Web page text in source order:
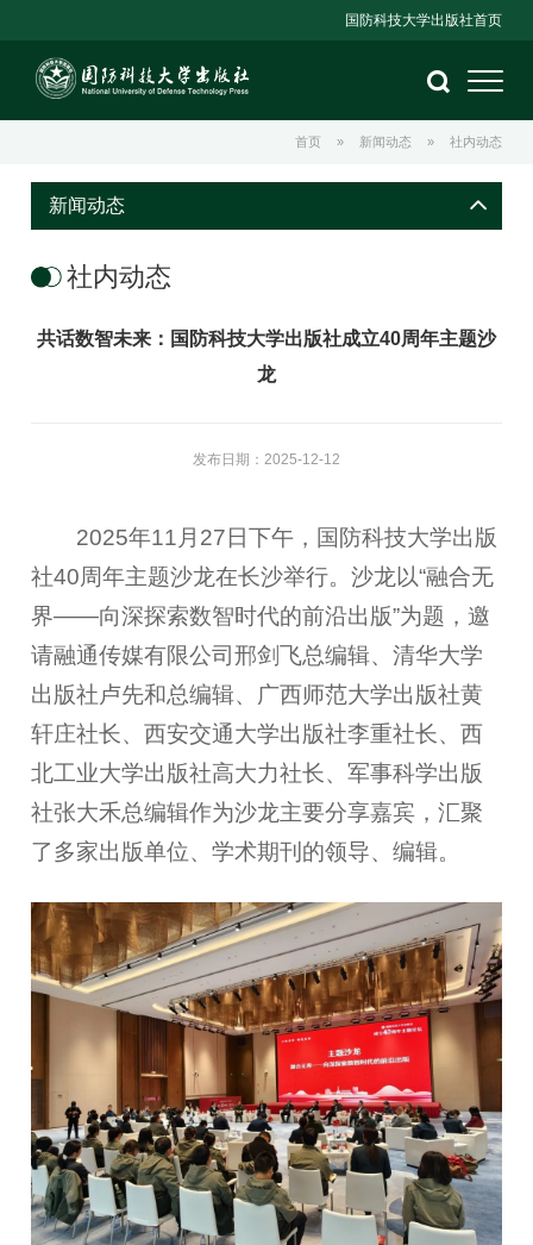
国防科技大学出版社首页
首页 » 新闻动态 » 社内动态
新闻动态
社内动态
共话数智未来：国防科技大学出版社成立40周年主题沙
龙
发布日期：2025-12-12
2025年11月27日下午，国防科技大学出版
社40周年主题沙龙在长沙举行。沙龙以“融合无
界——向深探索数智时代的前沿出版”为题，邀
请融通传媒有限公司邢剑飞总编辑、清华大学
出版社卢先和总编辑、广西师范大学出版社黄
轩庄社长、西安交通大学出版社李重社长、西
北工业大学出版社高大力社长、军事科学出版
社张大禾总编辑作为沙龙主要分享嘉宾，汇聚
了多家出版单位、学术期刊的领导、编辑。